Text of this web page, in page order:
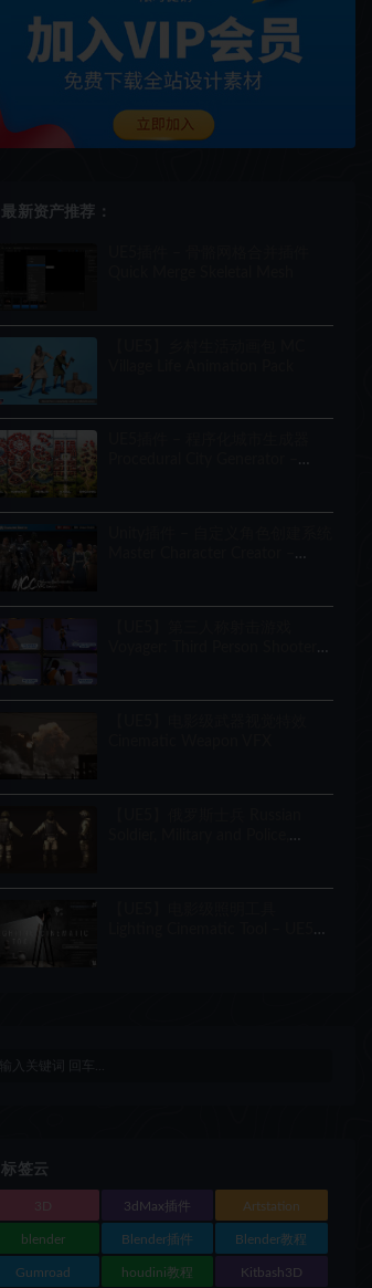
最新资产推荐：
标签云
3D 3dMax插件 Artstation
blender Blender插件 Blender教程
Gumroad houdini教程 Kitbash3D